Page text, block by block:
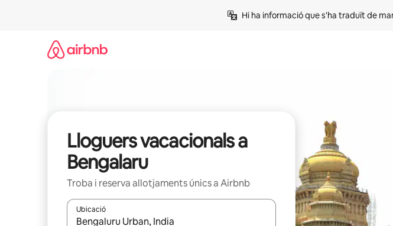
Hi ha informació que s'ha traduït de
Lloguers vacacionals a
Bengalaru
Troba i reserva allotjaments únics a Airbnb
Ubicació
Quan els resultats estiguin disponibles, podràs navegar-hi a través de les tecles